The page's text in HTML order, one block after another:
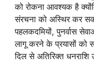
को रोकना आवश्यक है
संरचना को अस्थिर कर
पहलकदमियों, पुनर्वास
लागू करने के प्रयासों को
दिल से अतिरिक्त